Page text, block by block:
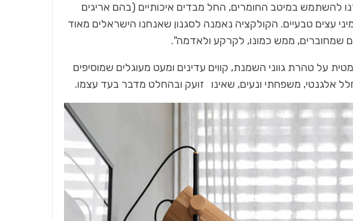
להשתמש במיטב החומרים, החל מבדים איכותיים (בהם אריגים
עצים טבעיים. הקולקציה נאמנה לסגנון שאנחנו הישראלים מאוד
שמחוברים, ממש כמונו, לקרקע ולאדמה".
על טהרת גווני השמנת, קווים עדינים ומעט מעוגלים שמוסיפים
אלגנטי, משפחתי ונעים, שאינו זועק ובהחלט מדבר בעד עצמו.